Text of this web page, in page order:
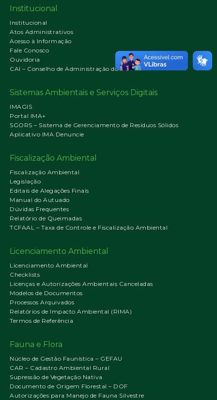
Institucional
Institucional
Atos Administrativos
Acesso à Informação
Fale Conosco
Ouvidoria
CAI – Conselho de Administração do IMA
Sistemas Ambientais e Serviços Digitais
IMAGIS
Portal IMA+
SGORS – Sistema de Gerenciamento de Resíduos Sólidos
Aplicativo IMA Denuncie
Fiscalização Ambiental
Fiscalização Ambiental
Legislação
Editais de Alegações Finais
Manual do Autuado
Dúvidas Frequentes
Relatório de Queimadas
TCFAAL – Taxa de Controle e Fiscalização Ambiental
Licenciamento Ambiental
Licenciamento Ambiental
Checklists
Licenças e Autorizações Ambientais Canceladas
Modelos de Documentos
Processos Arquivados
Relatórios de Impacto Ambiental (RIMA)
Termos de Referência
Fauna e Flora
Núcleo de Gestão Faunística – GEFAU
CAR – Cadastro Ambiental Rural
Supressão de Vegetação Nativa
Documento de Origem Florestal – DOF
Autorizações para Manejo de Fauna Silvestre